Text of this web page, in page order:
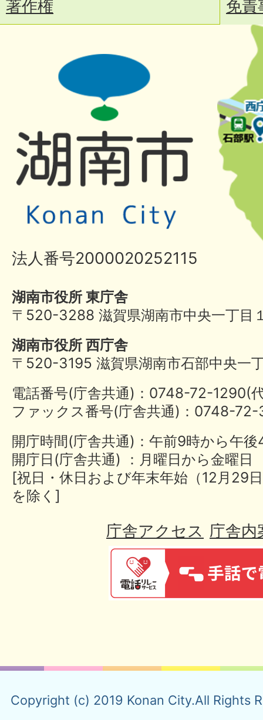
著作権
免責
法人番号2000020252115
湖南市役所 東庁舎
〒520-3288 滋賀県湖南市中央一丁目
湖南市役所 西庁舎
〒520-3195 滋賀県湖南市石部中央一
電話番号(庁舎共通)：0748-72-
ファックス番号(庁舎共通)：0748-
開庁時間(庁舎共通)：午前9時から午
開庁日(庁舎共通) ：月曜日から金曜日
[祝日・休日および年末年始（12月29
を除く]
庁舎アクセス 庁舎内
Copyright (c) 2019 Konan City.All Rights